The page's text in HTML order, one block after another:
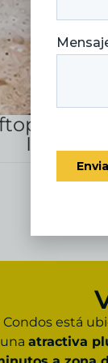
con
Infinity
Condos está
atractiva